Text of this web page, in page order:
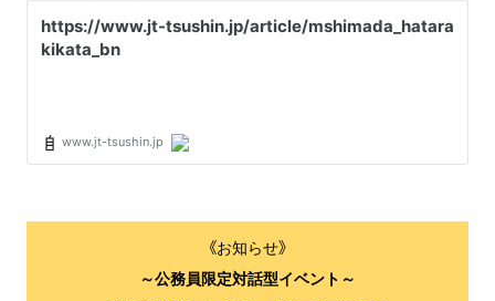
《お知らせ》
～公務員限定対話型イベント～